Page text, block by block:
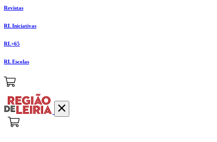
Revistas
RL Iniciativas
RL+65
RL Escolas